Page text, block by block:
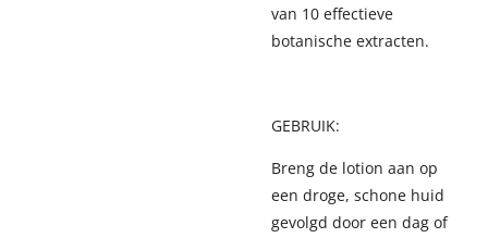
van 10 effectieve
botanische extracten.
GEBRUIK:
Breng de lotion aan op
een droge, schone huid
gevolgd door een dag of